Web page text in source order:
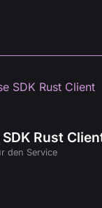
SDK Rust Client
Rust
den Service